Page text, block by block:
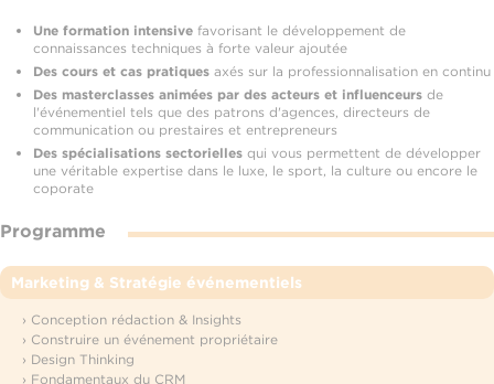
Une formation intensive favorisant le développement de
connaissances techniques à forte valeur ajoutée
Des cours et cas pratiques axés sur la professionnalisation en continu
Des masterclasses animées par des acteurs et influenceurs de
l'événementiel tels que des patrons d'agences, directeurs de
communication ou prestaires et entrepreneurs
Des spécialisations sectorielles qui vous permettent de développer
une véritable expertise dans le luxe, le sport, la culture ou encore le
coporate
Programme
Marketing & Stratégie événementiels​
› Conception rédaction & Insights
› Construire un événement propriétaire
› Design Thinking
› Fondamentaux du CRM